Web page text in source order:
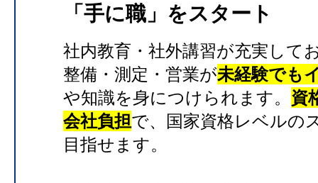
「手に職」をスタート
社内教育・社外講習が充実して
整備・測定・営業が未経験でも
や知識を身につけられます。 資
会社負担で、国家資格レベルの
目指せます。